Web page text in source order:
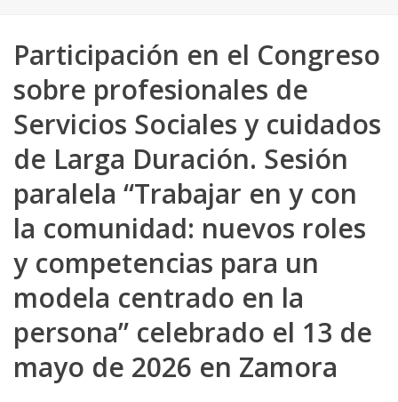
Participación en el Congreso
sobre profesionales de
Servicios Sociales y cuidados
de Larga Duración. Sesión
paralela “Trabajar en y con
la comunidad: nuevos roles
y competencias para un
modela centrado en la
persona” celebrado el 13 de
mayo de 2026 en Zamora